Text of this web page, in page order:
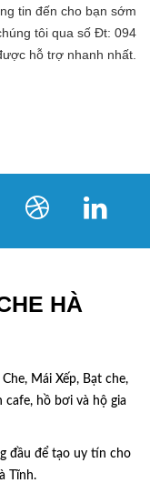
tin đến cho bạn sớm
tôi qua số Đt: 094
hỗ trợ nhanh nhất.
HÀ
Mái Xếp, Bạt che,
cafe, hồ bơi và hộ gia
đầu để tạo uy tín cho
Tĩnh.